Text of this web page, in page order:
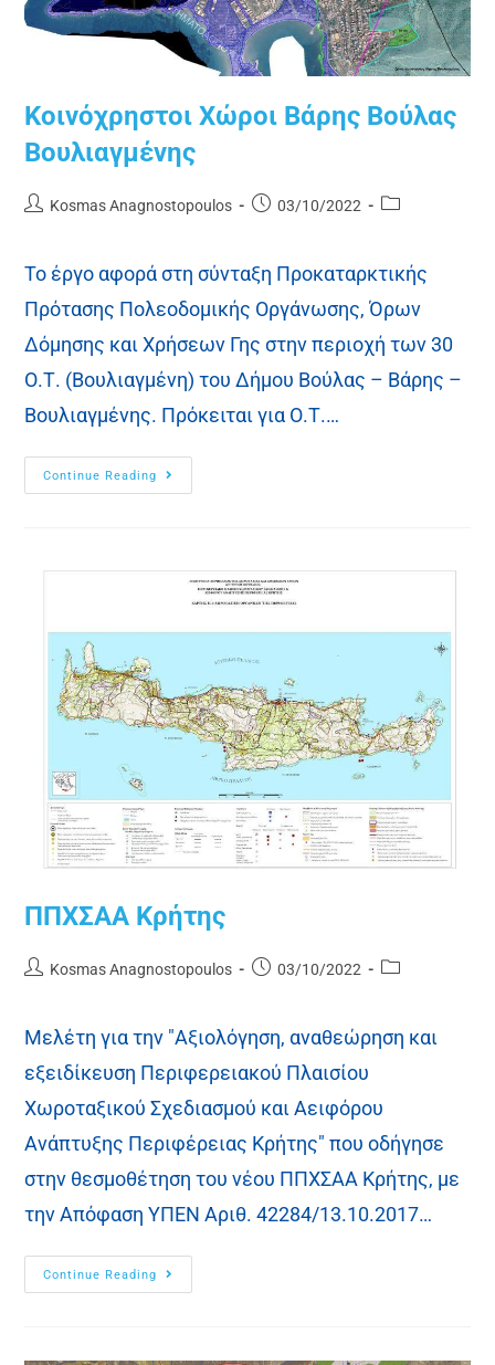
Κοινόχρηστοι Χώροι Βάρης Βούλας
Βουλιαγμένης
Kosmas Anagnostopoulos 03/10/2022
Το έργο αφορά στη σύνταξη Προκαταρκτικής
Πρότασης Πολεοδομικής Οργάνωσης, Όρων
Δόμησης και Χρήσεων Γης στην περιοχή των 30
Ο.Τ. (Βουλιαγμένη) του Δήμου Βούλας – Βάρης –
Βουλιαγμένης. Πρόκειται για Ο.Τ.…
Continue Reading
ΠΠΧΣΑΑ Κρήτης
Kosmas Anagnostopoulos 03/10/2022
Μελέτη για την "Αξιολόγηση, αναθεώρηση και
εξειδίκευση Περιφερειακού Πλαισίου
Χωροταξικού Σχεδιασμού και Αειφόρου
Ανάπτυξης Περιφέρειας Κρήτης" που οδήγησε
στην θεσμοθέτηση του νέου ΠΠΧΣΑΑ Κρήτης, με
την Απόφαση ΥΠΕΝ Αριθ. 42284/13.10.2017…
Continue Reading